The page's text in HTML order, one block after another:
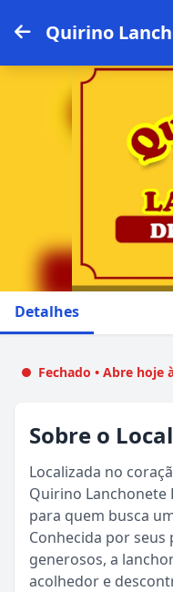
Quirino
Detalhes
Fechado • Abre hoje
Sobre o Local
Localizada no
Quirino Lanchonete
para quem busca
Conhecida por seus
generosos, a
acolhedor e